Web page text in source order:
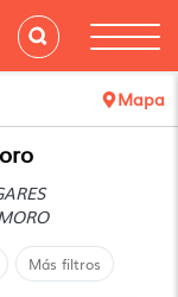
Mapa
Más filtros